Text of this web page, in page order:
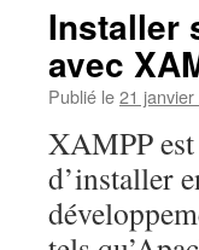
Installer
avec
Publié le21 janvier
XAMPP
d’installer